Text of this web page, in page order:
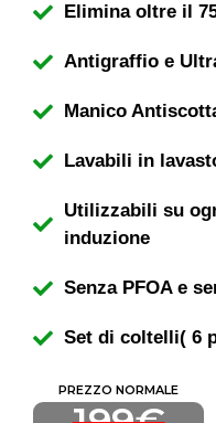
Elimina oltre il
Antigraffio e
Manico
Lavabili in
Utilizzabili su
induzione
Senza PFOA e
Set di coltelli( 6
PREZZO NORMALE